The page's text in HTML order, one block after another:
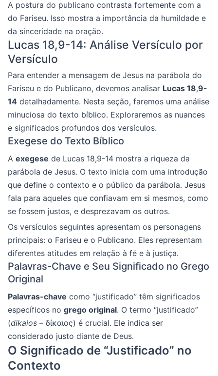
A postura do publicano contrasta fortemente com a
do Fariseu. Isso mostra a importância da humildade e
da sinceridade na oração.
Lucas 18,9-14: Análise Versículo por
Versículo
Para entender a mensagem de Jesus na parábola do
Fariseu e do Publicano, devemos analisar Lucas 18,9-
14 detalhadamente. Nesta seção, faremos uma análise
minuciosa do texto bíblico. Exploraremos as nuances
e significados profundos dos versículos.
Exegese do Texto Bíblico
A exegese de Lucas 18,9-14 mostra a riqueza da
parábola de Jesus. O texto inicia com uma introdução
que define o contexto e o público da parábola. Jesus
fala para aqueles que confiavam em si mesmos, como
se fossem justos, e desprezavam os outros.
Os versículos seguintes apresentam os personagens
principais: o Fariseu e o Publicano. Eles representam
diferentes atitudes em relação à fé e à justiça.
Palavras-Chave e Seu Significado no Grego
Original
Palavras-chave como “justificado” têm significados
específicos no grego original. O termo “justificado”
(dikaios – δίκαιος) é crucial. Ele indica ser
considerado justo diante de Deus.
O Significado de “Justificado” no
Contexto